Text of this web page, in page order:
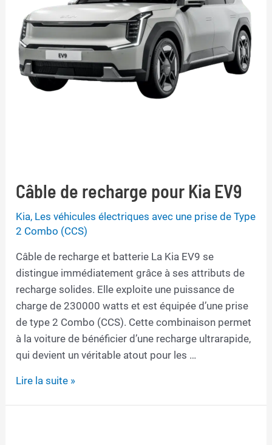
Câble de recharge pour Kia EV9
Kia, Les véhicules électriques avec une prise de Type
2 Combo (CCS)
Câble de recharge et batterie La Kia EV9 se
distingue immédiatement grâce à ses attributs de
recharge solides. Elle exploite une puissance de
charge de 230000 watts et est équipée d’une prise
de type 2 Combo (CCS). Cette combinaison permet
à la voiture de bénéficier d’une recharge ultrarapide,
qui devient un véritable atout pour les …
Câble
Lire la suite »